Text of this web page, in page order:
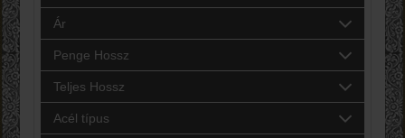
Ár
Penge Hossz
Teljes Hossz
Acél típus